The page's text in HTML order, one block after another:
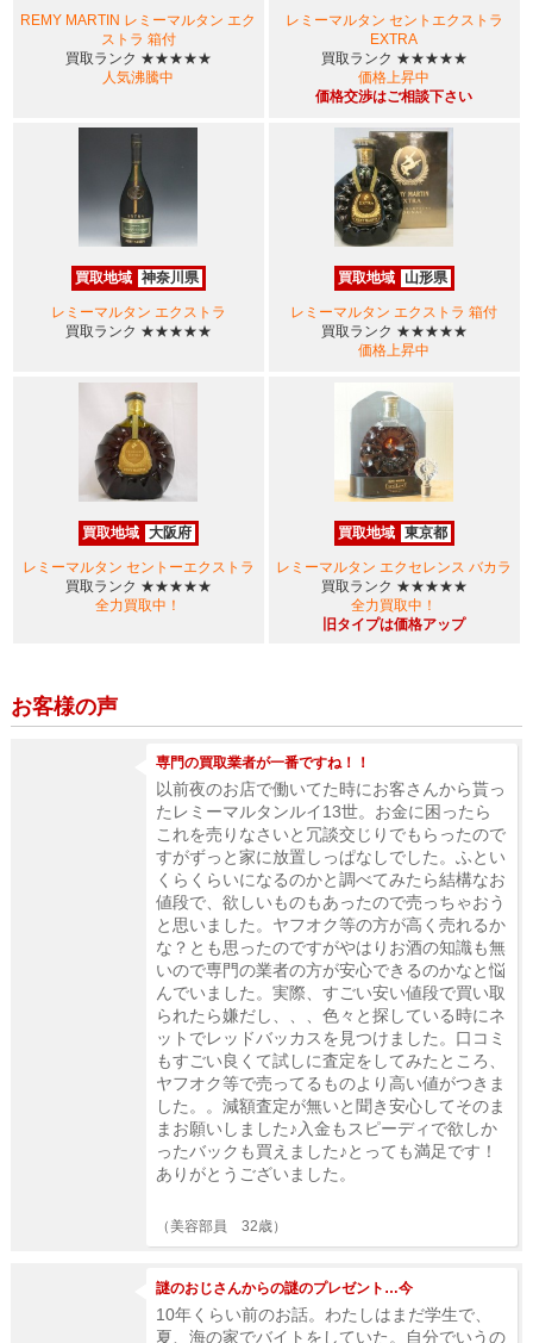
REMY MARTIN レミーマルタン エク
ストラ 箱付
買取ランク ★★★★★
人気沸騰中
レミーマルタン セントエクストラ
EXTRA
買取ランク ★★★★★
価格上昇中
価格交渉はご相談下さい
買取地域 神奈川県
レミーマルタン エクストラ
買取ランク ★★★★★
買取地域 山形県
レミーマルタン エクストラ 箱付
買取ランク ★★★★★
価格上昇中
買取地域 大阪府
レミーマルタン セントーエクストラ
買取ランク ★★★★★
全力買取中！
買取地域 東京都
レミーマルタン エクセレンス バカラ
買取ランク ★★★★★
全力買取中！
旧タイプは価格アップ
お客様の声
専門の買取業者が一番ですね！！
以前夜のお店で働いてた時にお客さんから貰っ
たレミーマルタンルイ13世。お金に困ったら
これを売りなさいと冗談交じりでもらったので
すがずっと家に放置しっぱなしでした。ふとい
くらくらいになるのかと調べてみたら結構なお
値段で、欲しいものもあったので売っちゃおう
と思いました。ヤフオク等の方が高く売れるか
な？とも思ったのですがやはりお酒の知識も無
いので専門の業者の方が安心できるのかなと悩
んでいました。実際、すごい安い値段で買い取
られたら嫌だし、、、色々と探している時にネ
ットでレッドバッカスを見つけました。口コミ
もすごい良くて試しに査定をしてみたところ、
ヤフオク等で売ってるものより高い値がつきま
した。。減額査定が無いと聞き安心してそのま
まお願いしました♪入金もスピーディで欲しか
ったバックも買えました♪とっても満足です！
ありがとうございました。
（美容部員 32歳）
謎のおじさんからの謎のプレゼント…今
10年くらい前のお話。わたしはまだ学生で、
夏、海の家でバイトをしていた。自分でいうの